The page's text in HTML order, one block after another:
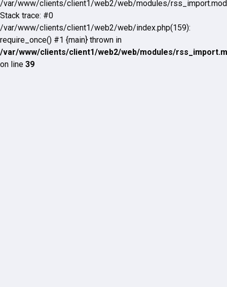
/var/www/clients/client1/web2/web/modules/
Stack trace: #0
/var/www/clients/client1/web2/web/index.php(159):
require_once() #1 {main} thrown in
/var/www/clients/client1/web2/web/modules/
on line 39